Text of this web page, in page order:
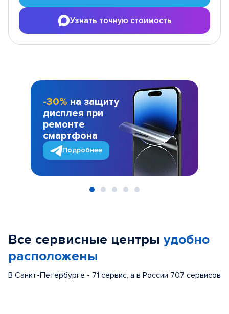
Узнать точную стоимость
-30% на защиту
дисплея при
ремонте
смартфона
Подробнее
Все сервисные центры удобно
расположены
В Санкт-Петербурге - 71 сервис, а в России 707 сервисов